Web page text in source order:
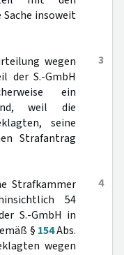
insoweit
3
wegen
der S.-GmbH
ein
weil die
seine
Strafantrag
4
Strafkammer
54
S.-GmbH in
§ 154Abs.
wegen